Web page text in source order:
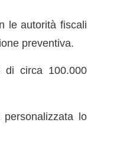
le autorità fiscali
preventiva.
di circa 100.000
lo